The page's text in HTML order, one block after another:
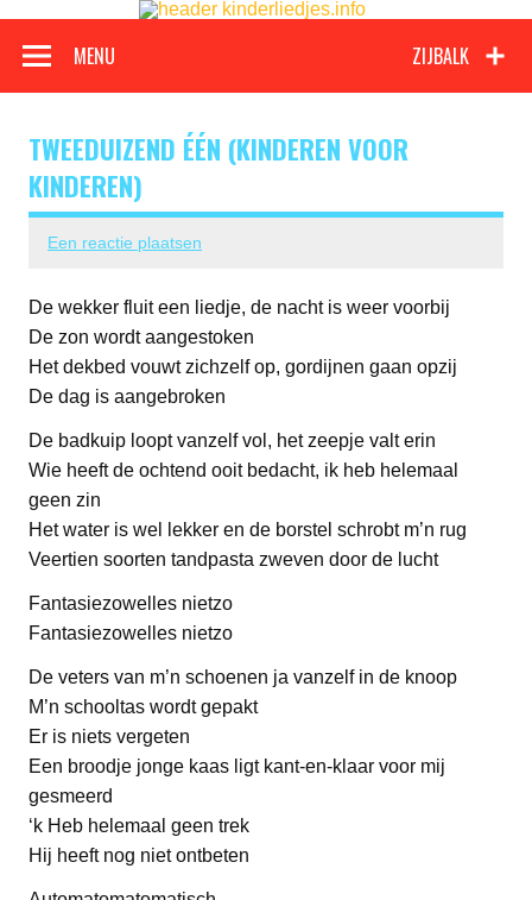
inhoud
ZIJBALK
MENU
TWEEDUIZEND ÉÉN (KINDEREN VOOR
KINDEREN)
Een reactie plaatsen
De wekker fluit een liedje, de nacht is weer voorbij
De zon wordt aangestoken
Het dekbed vouwt zichzelf op, gordijnen gaan opzij
De dag is aangebroken
De badkuip loopt vanzelf vol, het zeepje valt erin
Wie heeft de ochtend ooit bedacht, ik heb helemaal
geen zin
Het water is wel lekker en de borstel schrobt m’n rug
Veertien soorten tandpasta zweven door de lucht
Fantasiezowelles nietzo
Fantasiezowelles nietzo
De veters van m’n schoenen ja vanzelf in de knoop
M’n schooltas wordt gepakt
Er is niets vergeten
Een broodje jonge kaas ligt kant-en-klaar voor mij
gesmeerd
‘k Heb helemaal geen trek
Hij heeft nog niet ontbeten